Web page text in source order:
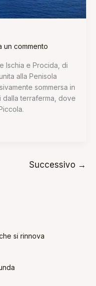
un commento
Ischia e Procida, di
alla Penisola
sommersa in
dalla terraferma, dove
Successivo →
si rinnova